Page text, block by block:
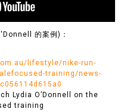
的案例)：
lifestyle/nike-run-
training/news-
Lydia O’Donnell on the
training